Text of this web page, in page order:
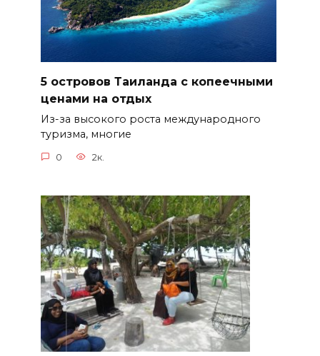
5 островов Таиланда с копеечными
ценами на отдых
Из-за высокого роста международного
туризма, многие
0 2к.